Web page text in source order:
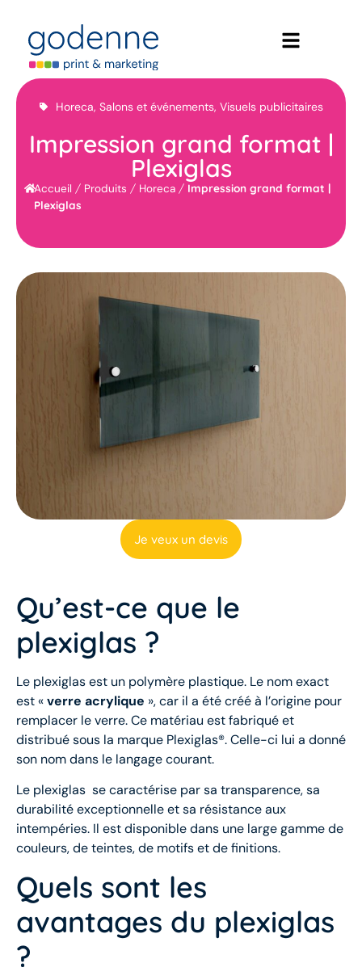
Horeca, Salons et événements, Visuels publicitaires
Impression grand format |
Plexiglas
Accueil / Produits / Horeca / Impression grand format |
Plexiglas
Je veux un devis
Qu’est-ce que le
plexiglas ?
Le plexiglas est un polymère plastique. Le nom exact
est «verre acrylique », car il a été créé à l’origine pour
remplacer le verre. Ce matériau est fabriqué et
distribué sous la marque Plexiglas®. Celle-ci lui a donné
son nom dans le langage courant.
Le plexiglas se caractérise par sa transparence, sa
durabilité exceptionnelle et sa résistance aux
intempéries. Il est disponible dans une large gamme de
couleurs, de teintes, de motifs et de finitions.
Quels sont les
avantages du plexiglas
?